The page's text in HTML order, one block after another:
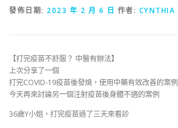
發佈日期: 2023 年 2 月 6 日 作者: CYNTHIA
【打完疫苗不舒服？ 中醫有辦法】
上次分享了一個
打完COVID-19疫苗後發燒，使用中藥有效改善的案例
今天再來討論另一個注射疫苗後身體不適的案例
36歲Y小姐，打完疫苗過了三天來看診